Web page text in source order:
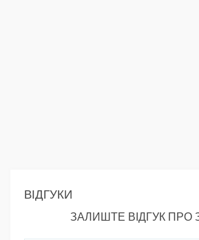
ВІДГУКИ
ЗАЛИШТЕ ВІДГУК ПРО